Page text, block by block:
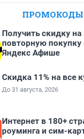
ПРОМОКОДЫ
Получить скидку
повторную покупку
Яндекс Афише
Скидка 11% на все
До 31 августа, 2026
Интернет в 180+
роуминга и сим-